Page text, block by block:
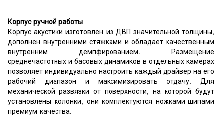
Корпус ручной работы
Корпус акустики изготовлен из ДВП значительной толщины,
дополнен внутренними стяжками и обладает качественным
внутренним демпфированием. Размещение
среднечастотных и басовых динамиков в отдельных камерах
позволяет индивидуально настроить каждый драйвер на его
рабочий диапазон и максимизировать отдачу. Для
механической развязки от поверхности, на которой будут
установлены колонки, они комплектуются ножками-шипами
премиум-качества.